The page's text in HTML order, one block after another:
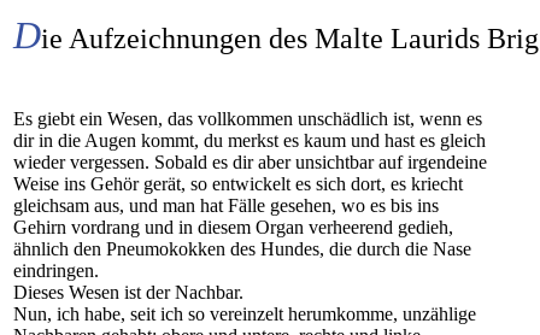
Die Aufzeichnungen des Malte Laurids
Es giebt ein Wesen, das vollkommen unschädlich ist, wenn es
dir in die Augen kommt, du merkst es kaum und hast es gleich
wieder vergessen. Sobald es dir aber unsichtbar auf irgendeine
Weise ins Gehör gerät, so entwickelt es sich dort, es kriecht
gleichsam aus, und man hat Fälle gesehen, wo es bis ins
Gehirn vordrang und in diesem Organ verheerend gedieh,
ähnlich den Pneumokokken des Hundes, die durch die Nase
eindringen.
Dieses Wesen ist der Nachbar.
Nun, ich habe, seit ich so vereinzelt herumkomme, unzählige